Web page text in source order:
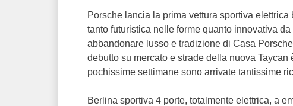
Porsche lancia la prima vettura sportiva
tanto futuristica nelle forme quanto innovativa
abbandonare lusso e tradizione di Casa
debutto su mercato e strade della nuova
pochissime settimane sono arrivate tantissime
Berlina sportiva 4 porte, totalmente elettrica, a